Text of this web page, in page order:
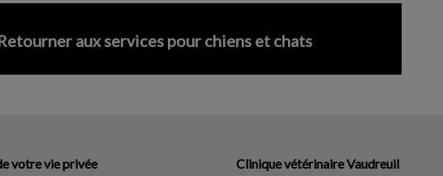
aux services pour chiens et chats
votre vie privée Clinique vétérinaire Vaudreuil